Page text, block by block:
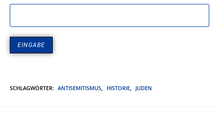
SCHLAGWÖRTER: ANTISEMITISMUS, HISTORIE, JUDEN